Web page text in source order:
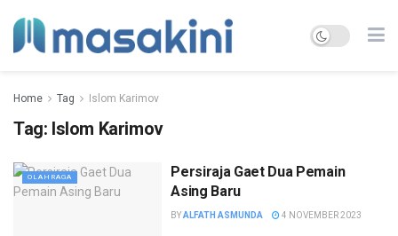
Home Tag Islom Karimov
Tag: Islom Karimov
OLAHRAGA
Persiraja Gaet Dua Pemain
Asing Baru
BYALFATH ASMUNDA 4 NOVEMBER 2023